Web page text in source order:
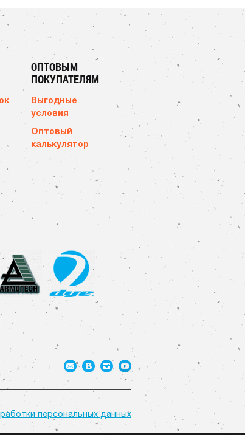
ОПТОВЫМ
ПОКУПАТЕЛЯМ
Выгодные
условия
Оптовый
калькулятор
персональных данных